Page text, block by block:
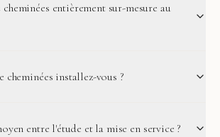
entièrement sur-mesure au
cheminées installez-vous ?
entre l'étude et la mise en service ?